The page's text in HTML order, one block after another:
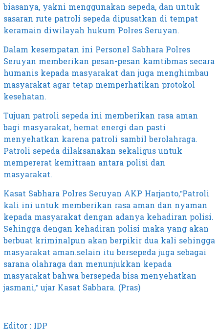
biasanya, yakni menggunakan sepeda, dan untuk
sasaran rute patroli sepeda dipusatkan di tempat
keramain diwilayah hukum Polres Seruyan.
Dalam kesempatan ini Personel Sabhara Polres
Seruyan memberikan pesan-pesan kamtibmas secara
humanis kepada masyarakat dan juga menghimbau
masyarakat agar tetap memperhatikan protokol
kesehatan.
Tujuan patroli sepeda ini memberikan rasa aman
bagi masyarakat, hemat energi dan pasti
menyehatkan karena patroli sambil berolahraga.
Patroli sepeda dilaksanakan sekaligus untuk
mempererat kemitraan antara polisi dan
masyarakat.
Kasat Sabhara Polres Seruyan AKP Harjanto,”Patroli
kali ini untuk memberikan rasa aman dan nyaman
kepada masyarakat dengan adanya kehadiran polisi.
Sehingga dengan kehadiran polisi maka yang akan
berbuat kriminalpun akan berpikir dua kali sehingga
masyarakat aman.selain itu bersepeda juga sebagai
sarana olahraga dan menunjukkan kepada
masyarakat bahwa bersepeda bisa menyehatkan
jasmani,” ujar Kasat Sabhara. (Pras)
Editor : IDP